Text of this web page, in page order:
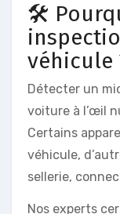
🛠️
véhicule
Détecter un
voiture à l’œil
Certains
véhicule,
sellerie,
Nos experts